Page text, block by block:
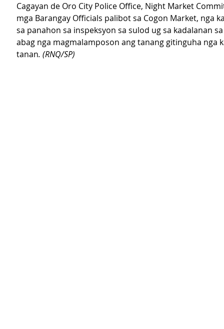
Cagayan de Oro City Police Office, Night Market
mga Barangay Officials palibot sa Cogon Market, nga
sa panahon sa inspeksyon sa sulod ug sa kadalanan
abag nga magmalamposon ang tanang gitinguha nga
tanan. (RNQ/SP)